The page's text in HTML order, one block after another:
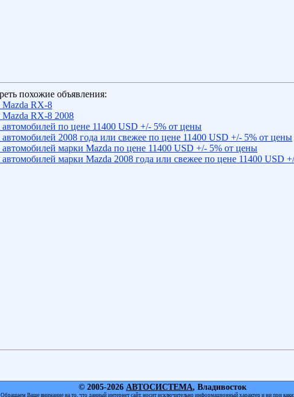
похожие объявления:
RX-8
RX-8 2008
по цене 11400 USD +/- 5% от цены
2008 года или свежее по цене 11400 USD +/- 5% от цены
марки Mazda по цене 11400 USD +/- 5% от цены
марки Mazda 2008 года или свежее по цене 11400 USD
© 2005-2026 АВТОСИСТЕМА, Владивосток
Обращаем Ваше внимание на то, что данный интернет сайт, носит исключительно информационный характер и ни при